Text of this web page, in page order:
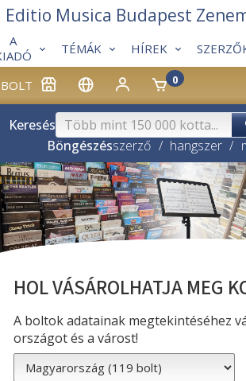
BOLT 0
A
TÉMÁK HÍREK
Editio Musica Budapest
Keresés
Böngészésszerző / hangszer /
HOL VÁSÁROLHATJA MEG
A boltok adatainak megtekintéséhez
országot és a várost!